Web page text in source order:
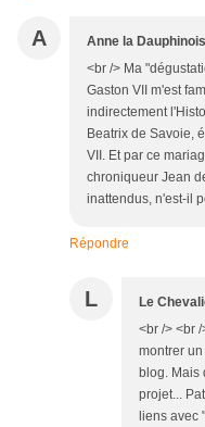
A Anne la
<br /> Ma
Gaston VII m'est
indirectement
Beatrix de Savoie,
VII. Et par ce
chroniqueur Jean
inattendus, n'est-il
Répondre
L Le
<br /> <br
montrer
blog. Mais
projet...
liens avec